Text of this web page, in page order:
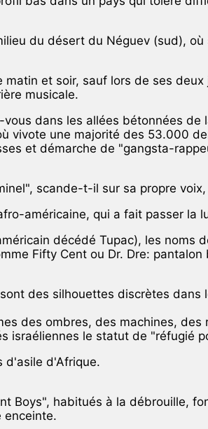
du désert du Néguev (sud),
et soir, sauf lors de ses
musicale.
dans les allées bétonnées
vivote une majorité des 53.000
et démarche de "gangsta-
scande-t-il sur sa propre
américaine, qui a fait passer la
décédé Tupac), les noms
Fifty Cent ou Dr. Dre:
des silhouettes discrètes
des ombres, des machines,
israéliennes le statut de "réfugié
d'asile d'Afrique.
Boys", habitués à la débrouille,
enceinte.